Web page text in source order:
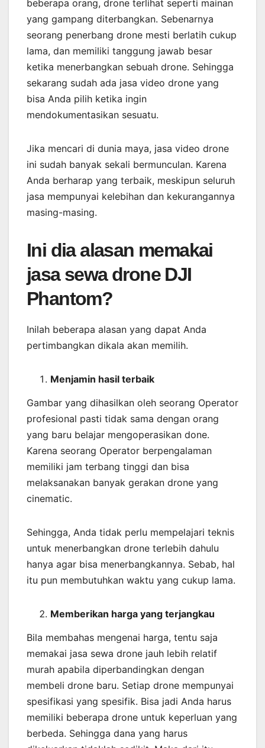
beberapa orang, drone terlihat seperti mainan
yang gampang diterbangkan. Sebenarnya
seorang penerbang drone mesti berlatih cukup
lama, dan memiliki tanggung jawab besar
ketika menerbangkan sebuah drone. Sehingga
sekarang sudah ada jasa video drone yang
bisa Anda pilih ketika ingin
mendokumentasikan sesuatu.
Jika mencari di dunia maya, jasa video drone
ini sudah banyak sekali bermunculan. Karena
Anda berharap yang terbaik, meskipun seluruh
jasa mempunyai kelebihan dan kekurangannya
masing-masing.
Ini dia alasan memakai
jasa sewa drone DJI
Phantom?
Inilah beberapa alasan yang dapat Anda
pertimbangkan dikala akan memilih.
Menjamin hasil terbaik
Gambar yang dihasilkan oleh seorang Operator
profesional pasti tidak sama dengan orang
yang baru belajar mengoperasikan done.
Karena seorang Operator berpengalaman
memiliki jam terbang tinggi dan bisa
melaksanakan banyak gerakan drone yang
cinematic.
Sehingga, Anda tidak perlu mempelajari teknis
untuk menerbangkan drone terlebih dahulu
hanya agar bisa menerbangkannya. Sebab, hal
itu pun membutuhkan waktu yang cukup lama.
Memberikan harga yang terjangkau
Bila membahas mengenai harga, tentu saja
memakai jasa sewa drone jauh lebih relatif
murah apabila diperbandingkan dengan
membeli drone baru. Setiap drone mempunyai
spesifikasi yang spesifik. Bisa jadi Anda harus
memiliki beberapa drone untuk keperluan yang
berbeda. Sehingga dana yang harus